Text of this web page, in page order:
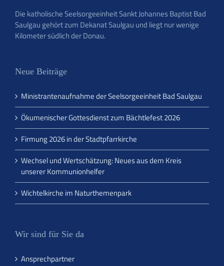
Die katholische Seelsorgeeinheit Sankt Johannes Baptist Bad
Saulgau gehört zum Dekanat Saulgau und liegt nur wenige
Kilometer südlich der Donau.
Neue Beiträge
Ministrantenaufnahme der Seelsorgeeinheit Bad Saulgau
Ökumenischer Gottesdienst zum Bächtlefest 2026
Firmung 2026 in der Stadtpfarrkirche
Wechsel und Wertschätzung: Neues aus dem Kreis
unserer Kommunionhelfer
Wichtelkirche im Naturthemenpark
Wir sind für Sie da
Ansprechpartner